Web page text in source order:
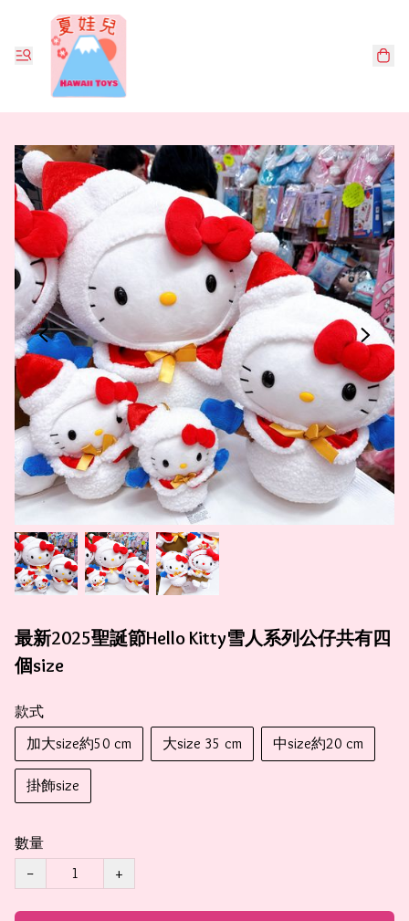
最新2025聖誕節Hello Kitty雪人系列公仔共有四
個size
款式
加大size約50 cm
大size 35 cm 中size約20 cm
掛飾size
數量
−
+